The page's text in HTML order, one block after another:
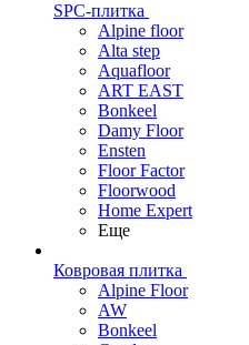
SPC-плитка
Alpine floor
Alta step
Aquafloor
ART EAST
Bonkeel
Damy Floor
Ensten
Floor Factor
Floorwood
Home Expert
Еще
Ковровая плитка
Alpine Floor
AW
Bonkeel